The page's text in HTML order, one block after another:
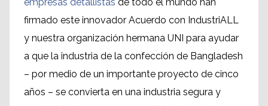
firmado este innovador Acuerdo con IndustriALL
y nuestra organización hermana UNI para ayudar
a que la industria de la confección de Bangladesh
– por medio de un importante proyecto de cinco
años – se convierta en una industria segura y